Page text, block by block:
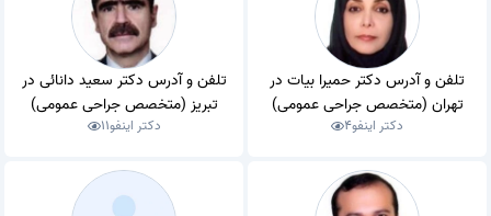
تلفن و آدرس دکتر حمیرا بیات در
تهران (متخصص جراحی عمومی)
دکتر اینفو4
تلفن و آدرس دکتر سعید دانائی در
تبریز (متخصص جراحی عمومی)
دکتر اینفو11